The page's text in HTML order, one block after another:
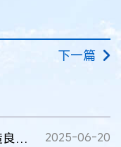
下一篇
平等保护国外地理标志 营造良好营商环境 2025-06-20